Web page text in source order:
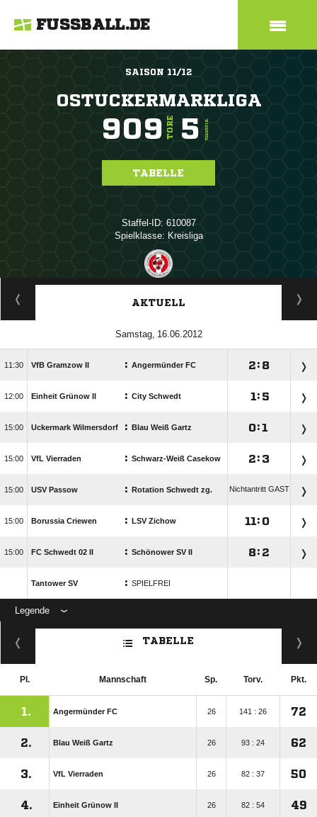
FUSSBALL.DE
SAISON 11/12
OSTUCKERMARKLIGA
909 TORE 5 TORE/SPIEL
TABELLE
Staffel-ID: 610087
Spielklasse: Kreisliga
ANZEIGE
AKTUELL
 
 VfB Gramzow II : Angermünder FC : 
 Einheit Grünow II : City Schwedt  : 
 Uckermark Wilmersdorf : Blau Weiß Gartz : 
 VfL Vierraden : Schwarz-Weiß Casekow : 
 USV Passow : Rotation Schwedt zg. Nichtantritt GAST
 Borussia Criewen : LSV Zichow  : 
 FC Schwedt 02 II : Schönower SV II : 
Tantower SV : SPIELFREI
Legende
ANZEIGE
TABELLE
Pl. Mannschaft Sp. Torv. Pkt.
1. Angermünder FC 26 141 : 26 72
2. Blau Weiß Gartz 26 93 : 24 62
3. VfL Vierraden 26 82 : 37 50
4. Einheit Grünow II 26 82 : 54 49